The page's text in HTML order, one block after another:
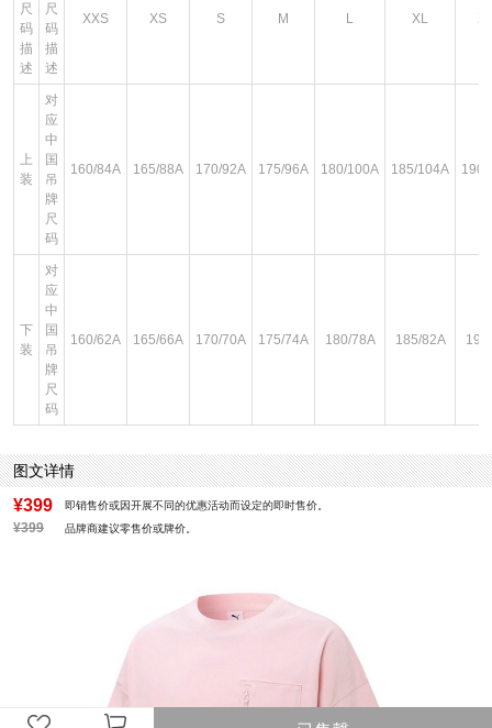
尺
码
描
述
尺
码
描
述
XXS XS S M L XL
上
装
对
应
中
国
吊
牌
尺
码
160/84A 165/88A 170/92A 175/96A 180/100A 185/104A 190/
下
装
对
应
中
国
吊
牌
尺
码
160/62A 165/66A 170/70A 175/74A 180/78A 185/82A
图文详情
¥399 即销售价或因开展不同的优惠活动而设定的即时售价。
¥399 品牌商建议零售价或牌价。